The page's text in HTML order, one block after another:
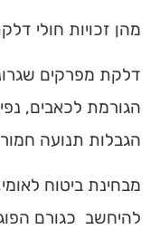
מהן זכויות חולי
דלקת מפרקים
הגורמת לכאבים,
הגבלות תנועה
מבחינת ביטוח
להיחשב כגורם